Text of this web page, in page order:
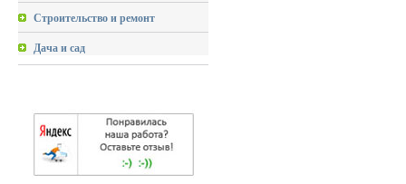
Строительство и ремонт
Дача и сад